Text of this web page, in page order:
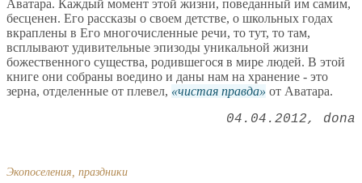
Аватара. Каждый момент этой жизни, поведанный им самим,
бесценен. Его рассказы о своем детстве, о школьных годах
вкраплены в Его многочисленные речи, то тут, то там,
всплывают удивительные эпизоды уникальной жизни
божественного существа, родившегося в мире людей. В этой
книге они собраны воедино и даны нам на хранение - это
зерна, отделенные от плевел,
чистая правда от Аватара.
04.04.2012 dona
Экопоселения, праздники